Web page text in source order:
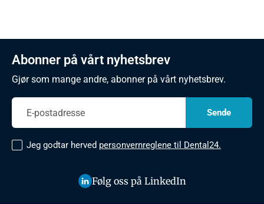
Abonner på vårt nyhetsbrev
Gjør som mange andre, abonner på vårt nyhetsbrev.
Jeg godtar herved personvernreglene til Dental24.
Følg oss på LinkedIn